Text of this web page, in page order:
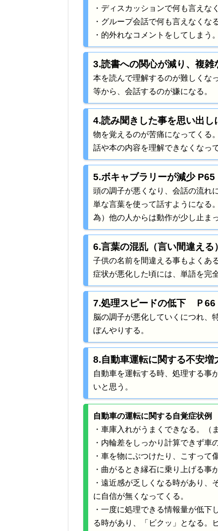
・ディスカッションで何も言えな
・グループ会話で何も言えなくな
・的外れなコメントをしてしまう。
3.読書への関心が減り、複
本を読んで理解するのが難しくな
等から、会話するのが嫌になる。
4.読み聞きした事を思い出し
物を覚えるのが苦痛になってくる
話や本の内容を理解できなくなっ
5.ボキャブラリーが減少 P65
頭の調子が悪くなり、会話の流れ
単な言葉を使って話すようになる
為）他の人からは動作が少し止ま
6.言葉の混乱（言い間違える
子供の名前を間違える事もよくある
症状が悪化した頃には、単語を完
7.処理スピードの低下 Ｐ66
脳の調子が悪化していくにつれ、
ぼんやりする。
8.自動車運転に関する不安
自動車を運転する時、処理する事
いと思う。
自動車の運転に関する自覚症状例
・車庫入れがうまくできなる。（
・内輪差をしっかり計算できず車
・車を物にぶつけたり、こすって
・曲がるとき縁石に乗り上げる事
・遠近感が乏しくなる時があり
に自信が無くなってくる。
・一度に処理できる情報量が低下
る時があり、「ビクッ」となる。